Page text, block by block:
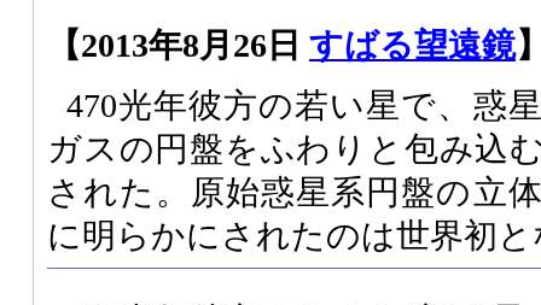
【2013年8月26日 すばる望遠鏡
470光年彼方の若い星で、惑
ガスの円盤をふわりと包み込
された。原始惑星系円盤の立
に明らかにされたのは世界初